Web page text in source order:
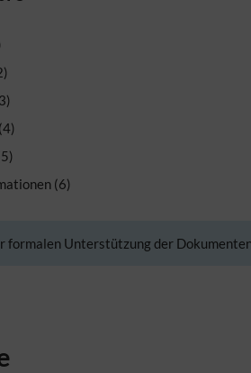
(6)
formalen Unterstützung der